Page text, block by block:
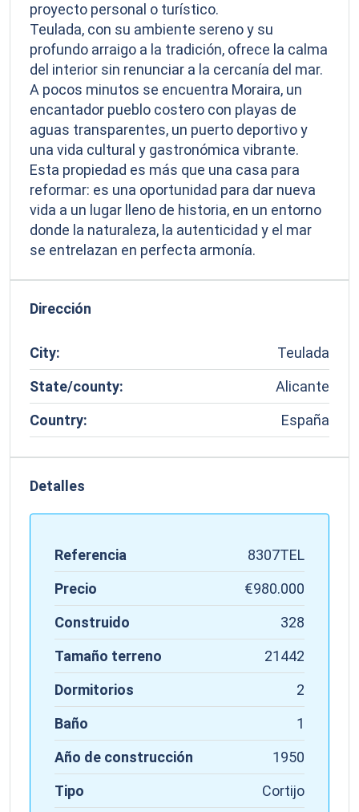
proyecto personal o turístico.
Teulada, con su ambiente sereno y su
profundo arraigo a la tradición, ofrece la calma
del interior sin renunciar a la cercanía del mar.
A pocos minutos se encuentra Moraira, un
encantador pueblo costero con playas de
aguas transparentes, un puerto deportivo y
una vida cultural y gastronómica vibrante.
Esta propiedad es más que una casa para
reformar: es una oportunidad para dar nueva
vida a un lugar lleno de historia, en un entorno
donde la naturaleza, la autenticidad y el mar
se entrelazan en perfecta armonía.
Dirección
City:
Teulada
State/county:
Alicante
Country:
España
Detalles
Referencia
8307TEL
Precio
€980.000
Construido
328
Tamaño terreno
21442
Dormitorios
2
Baño
1
Año de construcción
1950
Tipo
Cortijo